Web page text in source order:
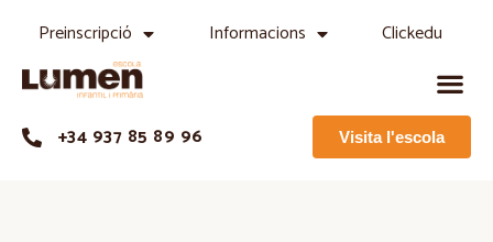
Preinscripció Informacions Clickedu
+34 937 85 89 96 Visita l'escola